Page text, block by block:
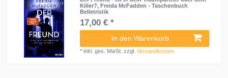
Killer?, Freida McFadden - Taschenbuch
Belletristik
17,00 € *
In den Warenkorb
*inkl. ges. MwSt. zzgl.Versandkosten